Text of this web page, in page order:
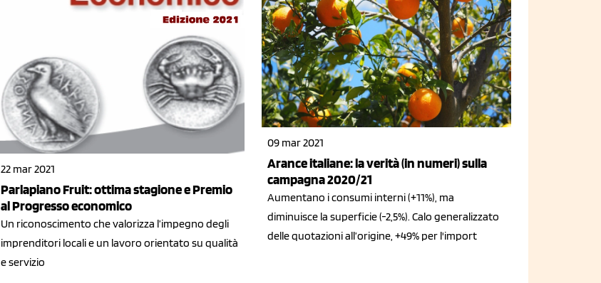
22 mar 2021
Parlapiano Fruit: ottima stagione e Premio
al Progresso economico
Un riconoscimento che valorizza l’impegno degli
imprenditori locali e un lavoro orientato su qualità
e servizio
09 mar 2021
Arance italiane: la verità (in numeri) sulla
campagna 2020/21
Aumentano i consumi interni (+11%), ma
diminuisce la superficie (-2,5%). Calo generalizzato
delle quotazioni all’origine, +49% per l'import